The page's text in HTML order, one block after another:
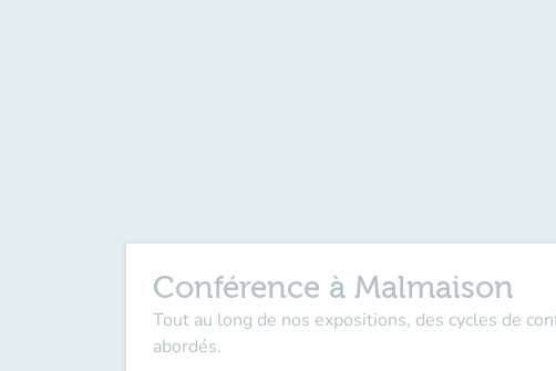
Conférence à Malmaison
Tout au long de nos expositions, des cycles de
abordés.